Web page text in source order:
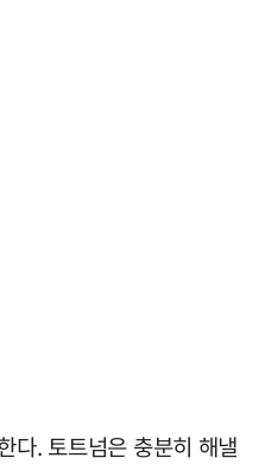
다. 토트넘은 충분히 해낼